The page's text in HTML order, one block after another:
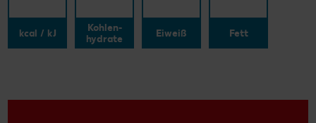
kcal / kJ
Kohlen-
hydrate
Eiweiß Fett